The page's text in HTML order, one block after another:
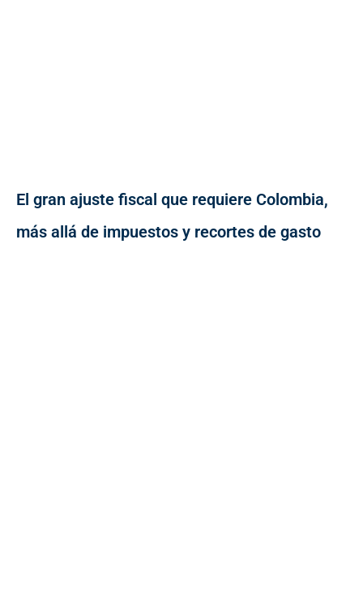
El gran ajuste fiscal que requiere Colombia,
más allá de impuestos y recortes de gasto